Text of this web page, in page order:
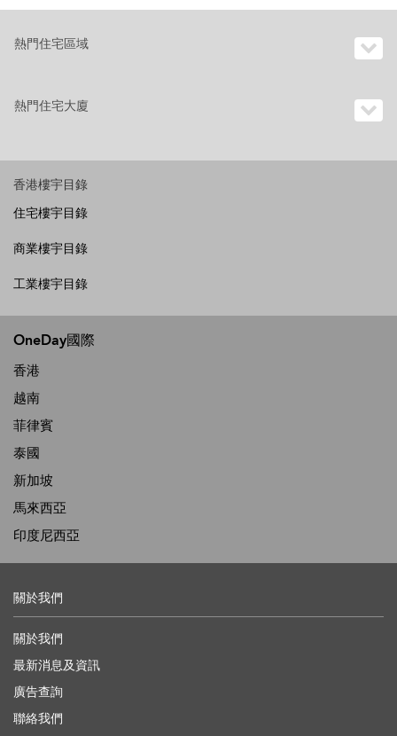
熱門住宅區域
熱門住宅大廈
香港樓宇目錄
住宅樓宇目錄
商業樓宇目錄
工業樓宇目錄
OneDay國際
香港
越南
菲律賓
泰國
新加坡
馬來西亞
印度尼西亞
關於我們
關於我們
最新消息及資訊
廣告查詢
聯絡我們